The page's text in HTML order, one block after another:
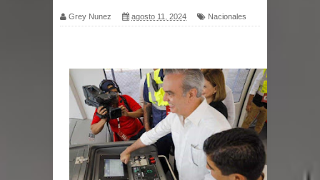
Belkis Concepción será intervenida
Abel Martínez llama a los
dominicanos a unirse para sacar al
PRM del Gobierno
Tres detenidos tras detectarse una
Grey Nunez agosto 11, 2024 Nacionales